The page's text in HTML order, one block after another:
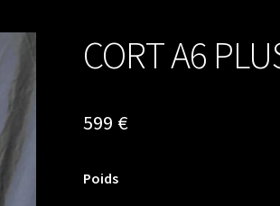
CORT A6
599 €
Poids